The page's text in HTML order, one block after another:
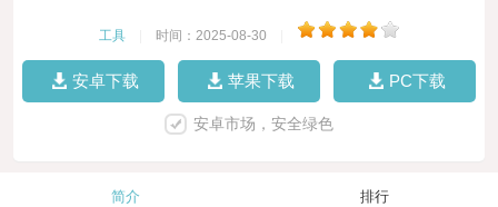
工具 时间：2025-08-30
安卓下载 苹果下载 PC下载
安卓市场，安全绿色
简介 排行